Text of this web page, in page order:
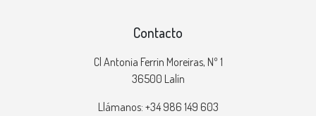
Contacto
Cl Antonia Ferrin Moreiras, Nº 1
36500 Lalín
Llámanos: +34 986 149 603